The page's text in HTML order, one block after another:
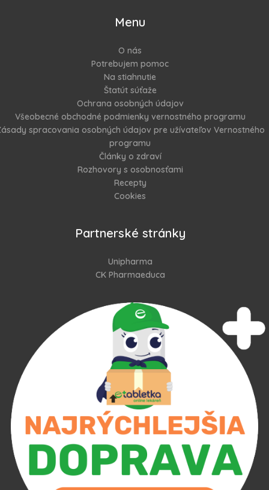
Menu
O nás
Potrebujem pomoc
Na stiahnutie
Štatút súťaže
Ochrana osobných údajov
Všeobecné obchodné podmienky vernostného programu
spracovania osobných údajov pre užívateľov Vernostného
programu
Články o zdraví
Rozhovory s osobnosťami
Recepty
Cookies
Partnerské stránky
Unipharma
CK Pharmaeduca